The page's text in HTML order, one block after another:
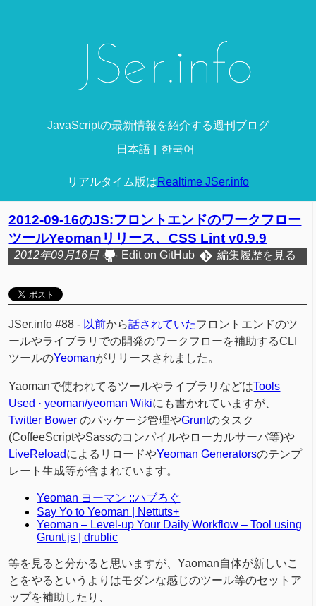
JavaScriptの最新情報を紹介する週刊ブログ
日本語 한국어
リアルタイム版はRealtime JSer.info
2012-09-16のJS:フロントエンドのワークフロー
ツールYeomanリリース、CSS Lint v0.9.9
2012年09月16日 Edit on GitHub 編集履歴を見る
JSer.info #88 - 以前から話されていたフロントエンドのツ
ールやライブラリでの開発のワークフローを補助するCLI
ツールのYeomanがリリースされました。
Yaomanで使われてるツールやライブラリなどはTools
Used · yeoman/yeoman Wikiにも書かれていますが、
Twitter Bowerのパッケージ管理やGruntのタスク
(CoffeeScriptやSassのコンパイルやローカルサーバ等)や
LiveReloadによるリロードやYeoman Generatorsのテンプ
レート生成等が含まれています。
Yeoman ヨーマン ::ハブろぐ
Say Yo to Yeoman | Nettuts+
Yeoman – Level-up Your Daily Workflow – Tool using
Grunt.js | drublic
等を見ると分かると思いますが、Yaoman自体が新しいこ
とをやるというよりはモダンな感じのツール等のセットア
ップを補助したり、